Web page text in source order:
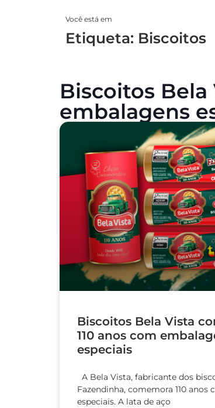
Você está em
Etiqueta: Biscoitos
Biscoitos Bela
embalagens
Biscoitos Bela Vista
110 anos com
especiais
A Bela Vista, fabricante dos
Fazendinha, comemora 110 anos
especiais. A lata de aço